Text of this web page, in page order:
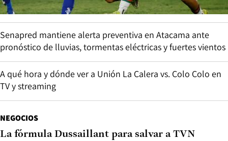
Senapred mantiene alerta preventiva en Atacama ante
pronóstico de lluvias, tormentas eléctricas y fuertes vientos
A qué hora y dónde ver a Unión La Calera vs. Colo Colo en
TV y streaming
NEGOCIOS
La fórmula Dussaillant para salvar a TVN